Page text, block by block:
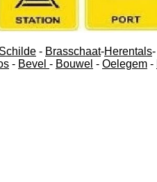
Schilde - Brasschaat-Herentals-
- Bevel - Bouwel - Oelegem -